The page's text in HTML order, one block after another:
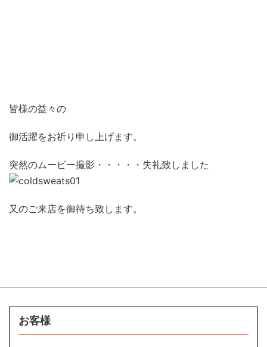
皆様の益々の
御活躍をお祈り申し上げます。
突然のムービー撮影・・・・・失礼致しました
又のご来店を御待ち致します。
お客様